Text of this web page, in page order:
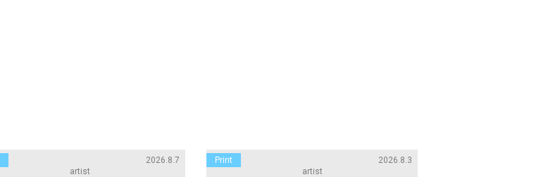
2026.8.7
artist
Print
2026.8.3
artist